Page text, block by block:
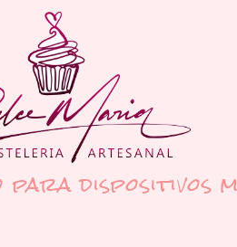
dispositivos